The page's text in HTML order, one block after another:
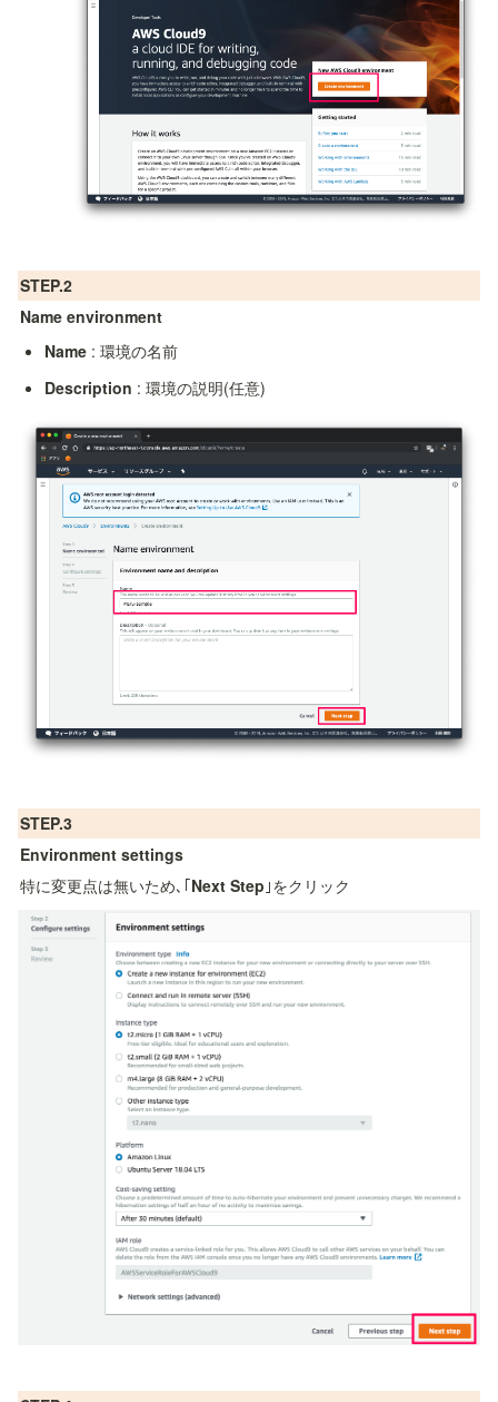
STEP.2
Name environment
Name : 環境の名前
Description : 環境の説明(任意)
STEP.3
Environment settings
特に変更点は無いため､｢Next Step ｣をクリック